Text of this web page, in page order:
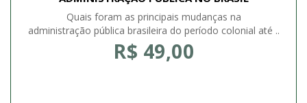
Quais foram as principais mudanças na
administração pública brasileira do período colonial até ..
R$ 49,00